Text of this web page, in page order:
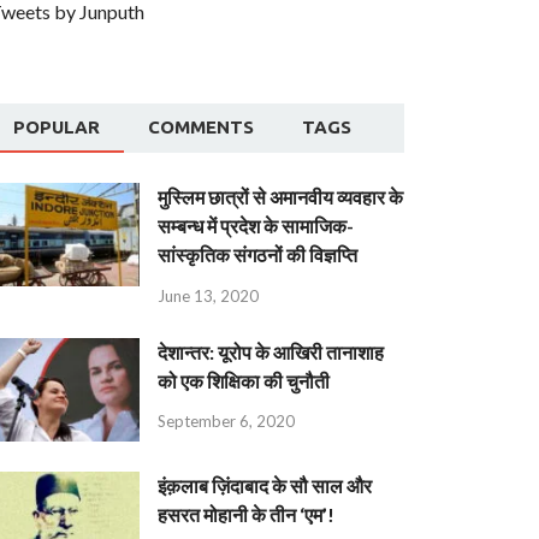
by Junputh
POPULAR COMMENTS TAGS
मुस्लिम छात्रों से अमानवीय व्यवहार के
सम्बन्ध में प्रदेश के सामाजिक-
सांस्कृतिक संगठनों की विज्ञप्ति
June 13, 2020
देशान्‍तर: यूरोप के आखिरी तानाशाह
को एक शिक्षिका की चुनौती
September 6, 2020
इंक़लाब ज़िंदाबाद के सौ साल और
हसरत मोहानी के तीन ‘एम’!